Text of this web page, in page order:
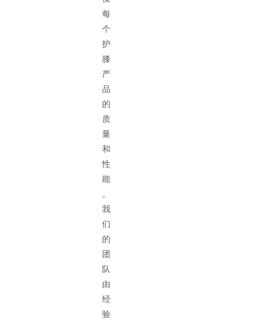
每
个
护
膝
产
品
的
质
量
和
性
能
。
我
们
的
团
队
由
经
验